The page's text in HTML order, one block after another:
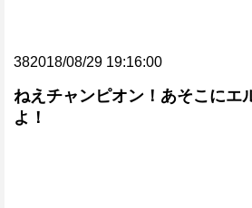
382018/08/29 19:16:00
ねえチャンピオン！あそこにエ
よ！